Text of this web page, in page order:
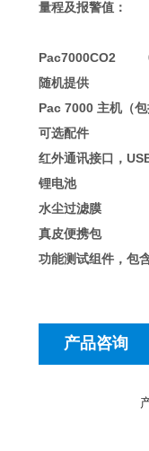
量程及报警值 ：
Pac7000CO2
随机提供
Pac 7000 主机（
可选配件
红外通讯接口，
锂电池
水尘过滤膜
真皮便携包
功能测试组件，包
产品咨询